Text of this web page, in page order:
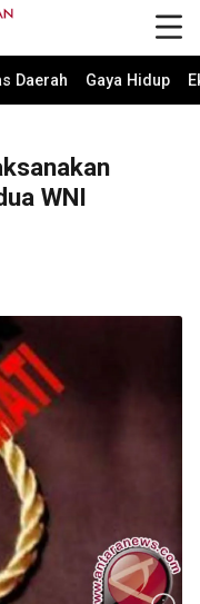
Daerah Gaya Hidup
WNI